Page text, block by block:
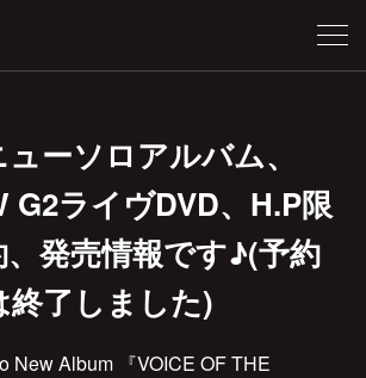
ーソロアルバム、
G2ライヴDVD、H.P限
、発売情報です♪(予約
終了しました)
New Album 『VOICE OF THE